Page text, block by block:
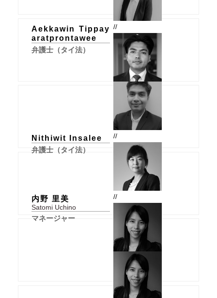
Aekkawin Tippay
aratprontawee
弁護士（タイ法）
//
Nithiwit Insalee
弁護士（タイ法）
//
内野 里美
Satomi Uchino
マネージャー
//